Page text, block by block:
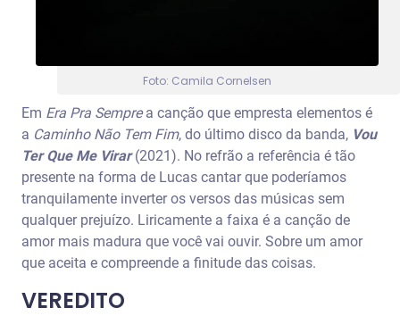
Foto: Camila Cornelsen
Em Era Pra Semprea canção que empresta elementos é
a Caminho Não Tem Fim, do último disco da banda, Vou
Ter Que Me Virar(2021). No refrão a referência é tão
presente na forma de Lucas cantar que poderíamos
tranquilamente inverter os versos das músicas sem
qualquer prejuízo. Liricamente a faixa é a canção de
amor mais madura que você vai ouvir. Sobre um amor
que aceita e compreende a finitude das coisas.
VEREDITO